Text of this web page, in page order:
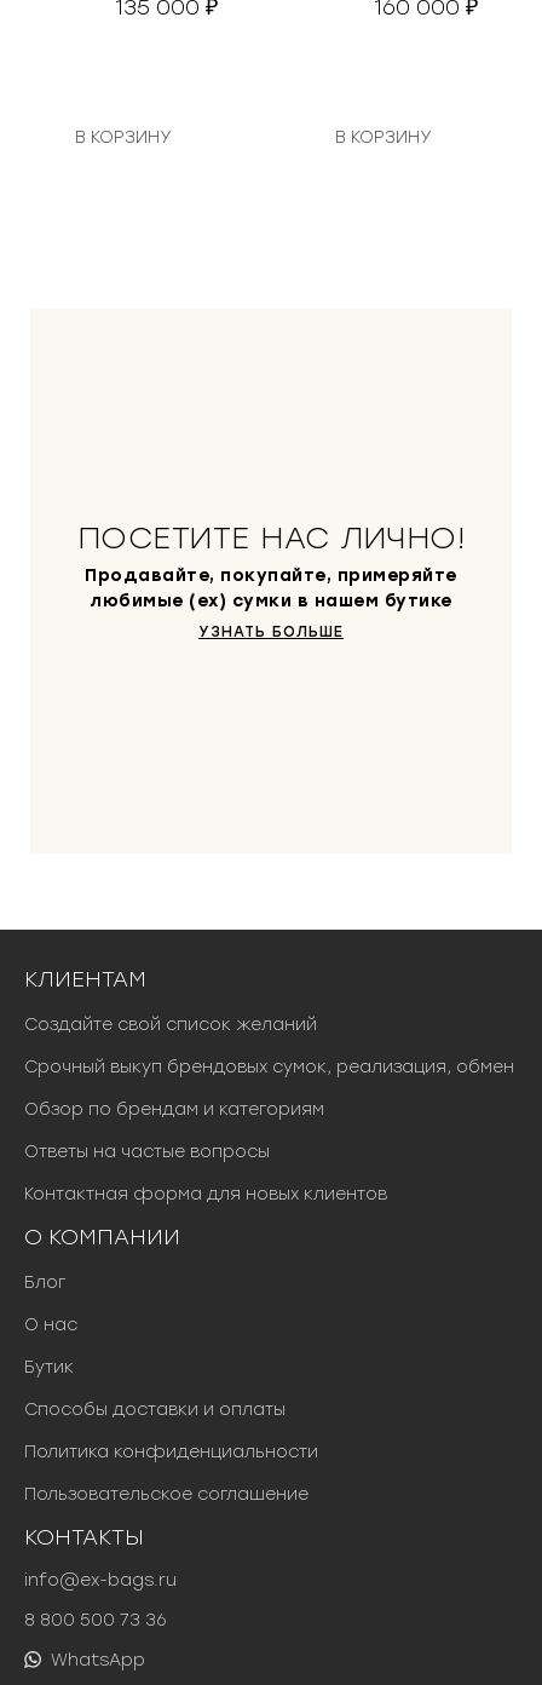
135 000 ₽
В КОРЗИНУ
160 000₽
В КОРЗИНУ
ПОСЕТИТЕ НАС ЛИЧНО!
Продавайте, покупайте, примеряйте
любимые (ex) сумки в нашем бутике
УЗНАТЬ БОЛЬШЕ
КЛИЕНТАМ
Создайте свой список желаний
Срочный выкуп брендовых сумок, реализация, обмен
Обзор по брендам и категориям
Ответы на частые вопросы
Контактная форма для новых клиентов
О КОМПАНИИ
Блог
О нас
Бутик
Способы доставки и оплаты
Политика конфиденциальности
Пользовательское соглашение
КОНТАКТЫ
info@ex-bags.ru
8 800 500 73 36
WhatsApp